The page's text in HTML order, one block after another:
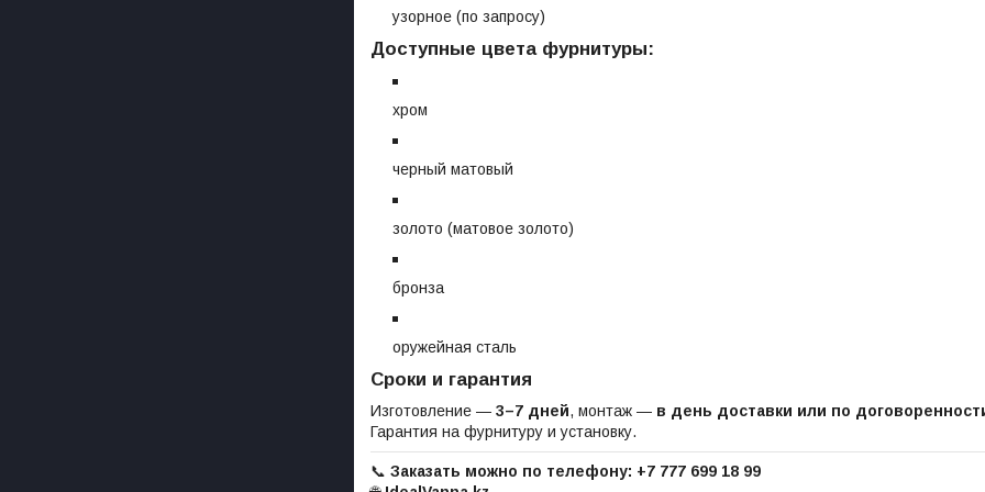
узорное (по запросу)
Доступные цвета фурнитуры:
хром
черный матовый
золото (матовое золото)
бронза
оружейная сталь
Сроки и гарантия
Изготовление — 3–7 дней, монтаж — в день доставки или по
Гарантия на фурнитуру и установку.
📞 Заказать можно по телефону: +7 777 699 18 99